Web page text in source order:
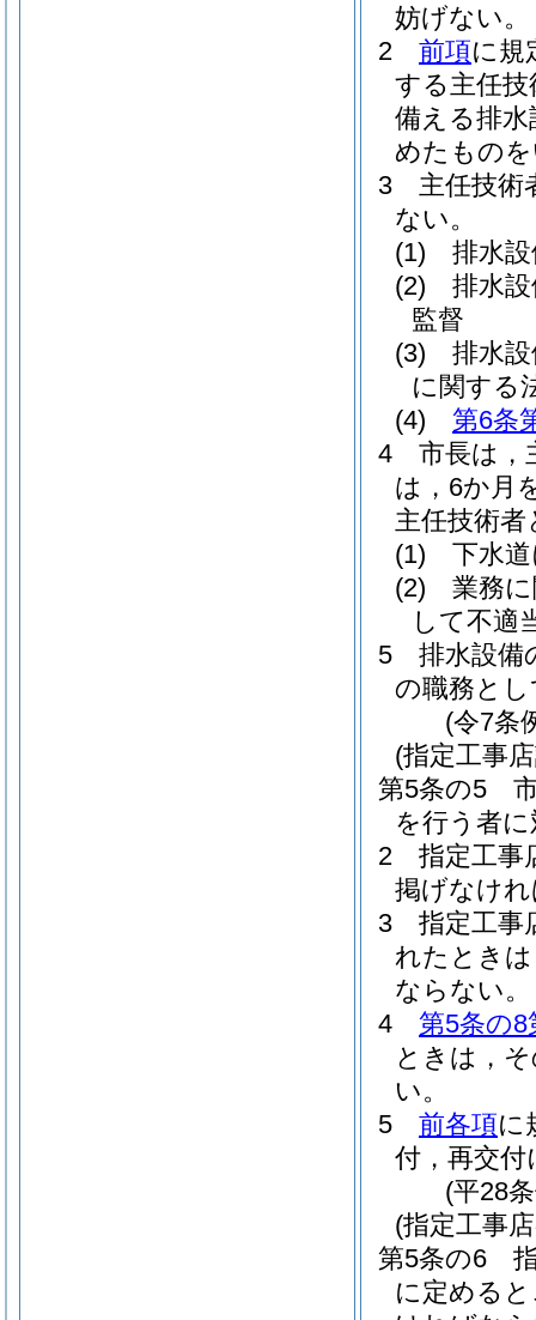
妨げない。
2
前項に規
する主任技
備える排
めたもの
3
主任技術
ない。
(1)
排水
(2)
排水
監督
(3)
排水
に関する
(4)
第6条
4
市長は，
は，6か月
主任技術
(1)
下水
(2)
業務
して不適
5
排水設備
の職務と
(令7条
(指定工事
第5条の5
を行う者
2
指定工事
掲げなけ
3
指定工事
れたとき
ならない。
4
第5条の8
ときは，
い。
5
前各項に
付，再交
(平28
(指定工事
第5条の6
に定める